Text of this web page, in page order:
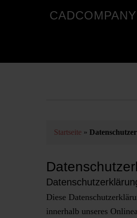
CADCOMPANY
Startseite »
Diese
innerhalb unseres